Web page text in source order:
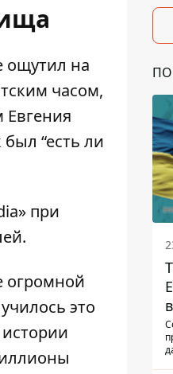
ощутил на
часом,
“есть ли
при
огромной
это